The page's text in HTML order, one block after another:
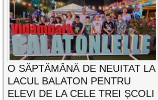
O SĂPTĂMÂNĂ DE NEUITAT LA
LACUL BALATON PENTRU
ELEVI DE LA CELE TREI ȘCOLI